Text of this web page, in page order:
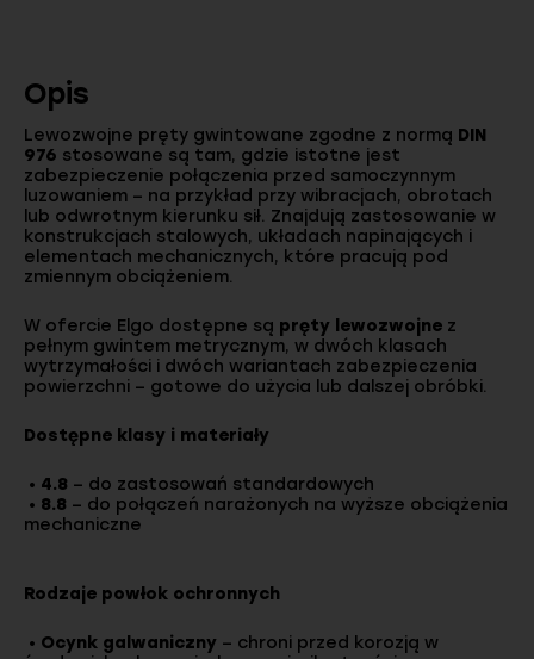
Opis
Lewozwojne pręty gwintowane zgodne z normą DIN
976 stosowane są tam, gdzie istotne jest
zabezpieczenie połączenia przed samoczynnym
luzowaniem – na przykład przy wibracjach, obrotach
lub odwrotnym kierunku sił. Znajdują zastosowanie w
konstrukcjach stalowych, układach napinających i
elementach mechanicznych, które pracują pod
zmiennym obciążeniem.
W ofercie Elgo dostępne są pręty lewozwojne z
pełnym gwintem metrycznym, w dwóch klasach
wytrzymałości i dwóch wariantach zabezpieczenia
powierzchni – gotowe do użycia lub dalszej obróbki.
Dostępne klasy i materiały
• 4.8 – do zastosowań standardowych
• 8.8 – do połączeń narażonych na wyższe obciążenia
mechaniczne
Rodzaje powłok ochronnych
• Ocynk galwaniczny – chroni przed korozją w